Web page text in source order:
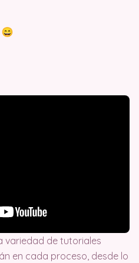
variedad de tutoriales
en cada proceso, desde lo